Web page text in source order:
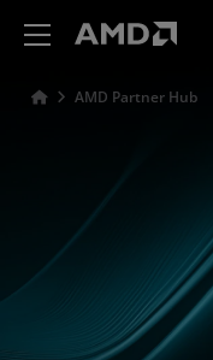
AMD Partner Hub